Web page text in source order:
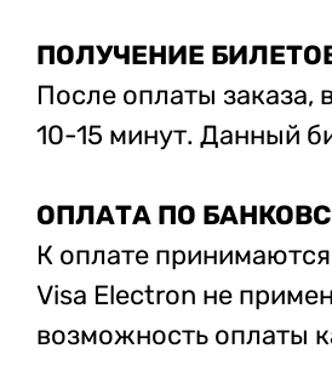
ПОЛУЧЕНИЕ
После оплаты заказа,
10-15 минут. Данный
ОПЛАТА ПО
К оплате
Visa Electron не
возможность оплаты